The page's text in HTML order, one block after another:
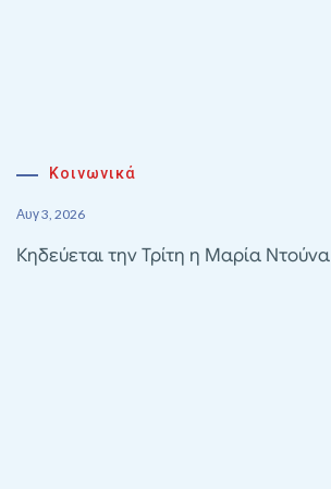
Κοινωνικά
Αυγ 3, 2026
Κηδεύεται την Τρίτη η Μαρία Ντούνα